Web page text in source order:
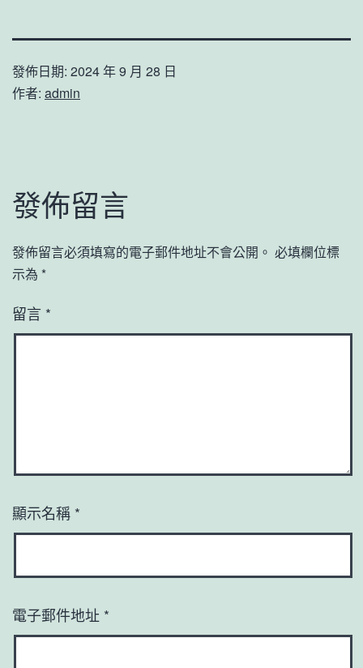
發佈日期: 2024 年 9 月 28 日
作者: admin
發佈留言
發佈留言必須填寫的電子郵件地址不會公開。 必填欄位標
示為 *
留言 *
顯示名稱 *
電子郵件地址 *